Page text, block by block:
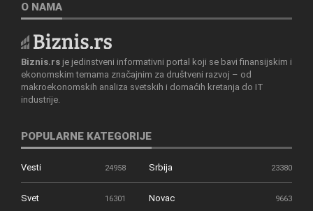
O NAMA
Biznis.rs je jedinstveni informativni portal koji se bavi finansijskim i
ekonomskim temama značajnim za društveni razvoj – od
makroekonomskih analiza svetskih i domaćih kretanja do IT
industrije.
POPULARNE KATEGORIJE
Vesti 24958 Srbija 23380
Svet 16301 Novac 9663